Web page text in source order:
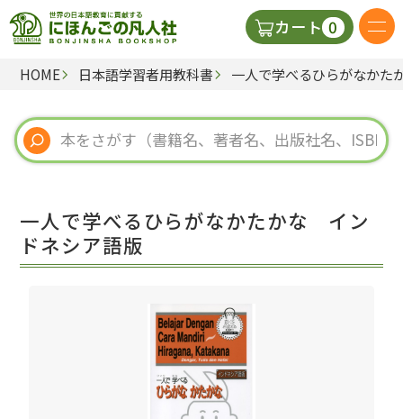
カート 0
日本語の教科書
視聴覚・補助教材
教師用参考書
HOME 日本語学習者用教科書 一人で学べるひらがなか
一人で学べるひらがなかたかな イン
ドネシア語版